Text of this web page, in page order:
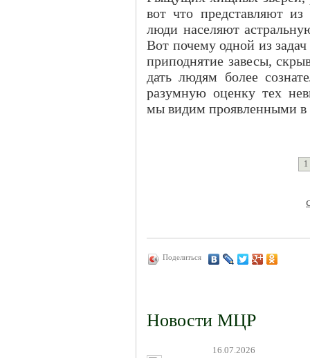
вот что представляют
люди населяют
Вот почему одной из задач
приподнятие завесы,
дать людям более
разумную оценку тех
мы видим проявленными
1
Поделиться
Новости МЦР
16.07.2026